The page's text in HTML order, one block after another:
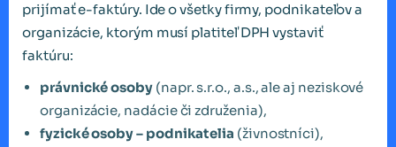
prijímať e-faktúry. Ide o všetky firmy, podnikateľov a
organizácie, ktorým musí platiteľ DPH vystaviť
faktúru:
právnické osoby(napr. s.r.o., a.s., ale aj neziskové
organizácie, nadácie či združenia),
fyzické osoby – podnikatelia (živnostníci),